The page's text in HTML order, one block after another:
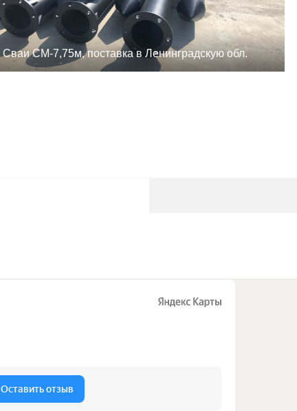
Сваи СМ-7,75м, поставка в Ленинградскую обл.